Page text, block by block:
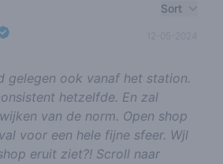
Sort
gelegen ook vanaf het station.
hetzelfde. En zal
van de norm. Open shop
voor een hele fijne sfeer. Wjl
eruit ziet?! Scroll naar